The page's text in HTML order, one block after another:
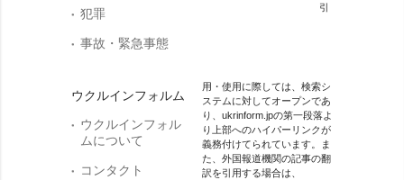
犯罪
事故・緊急事態
ウクルインフォルム
ウクルインフォル
ムについて
コンタクト
引
用・使用に際しては、検索シ
ステムに対してオープンであ
り、ukrinform.jpの第一段落よ
り上部へのハイパーリンクが
義務付けてられています。ま
た、外国報道機関の記事の翻
訳を引用する場合は、